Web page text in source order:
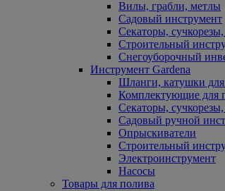
Вилы, грабли, метлы
Садовый инструмент
Секаторы,
Строительный
Снегоуборочный
Инструмент Gardena
Шланги, катушки
Комплектующие для
Секаторы,
Садовый ручной
Опрыскиватели
Строительный
Электроинструмент
Насосы
Товары для полива